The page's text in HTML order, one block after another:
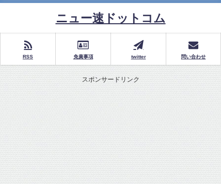
ニュー速ドットコム
RSS 免責事項 twitter 問い合わせ
スポンサードリンク